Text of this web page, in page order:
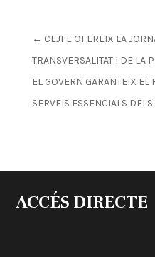
← CEJFE OFEREIX LA
TRANSVERSALITAT I DE LA
EL GOVERN GARANTEIX
SERVEIS ESSENCIALS DELS
ACCÉS DIRECTE